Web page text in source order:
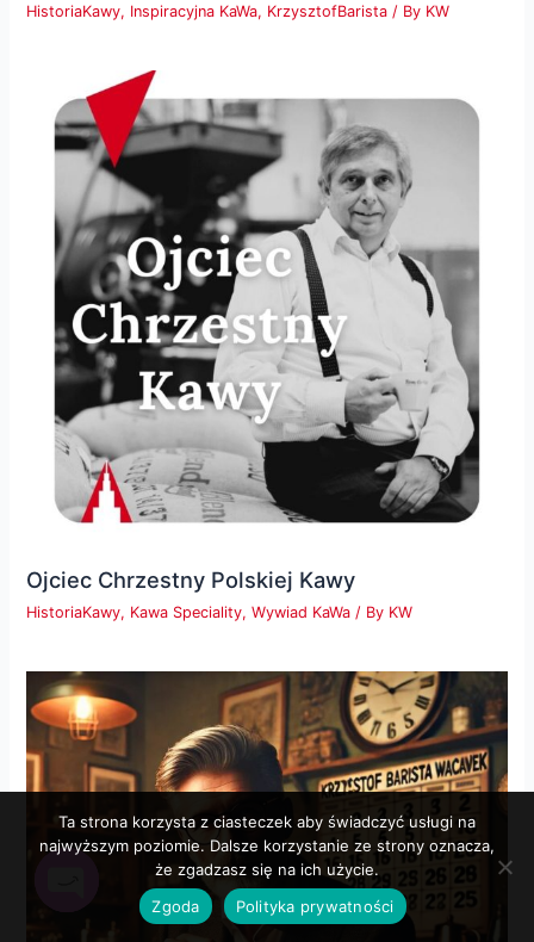
HistoriaKawy, Inspiracyjna KaWa, KrzysztofBarista / By KW
Ojciec Chrzestny Polskiej Kawy
HistoriaKawy, Kawa Speciality,Wywiad KaWa / By KW
Ta strona korzysta z ciasteczek aby świadczyć usługi na
najwyższym poziomie. Dalsze korzystanie ze strony oznacza,
że zgadzasz się na ich użycie.
Zgoda
Polityka prywatności